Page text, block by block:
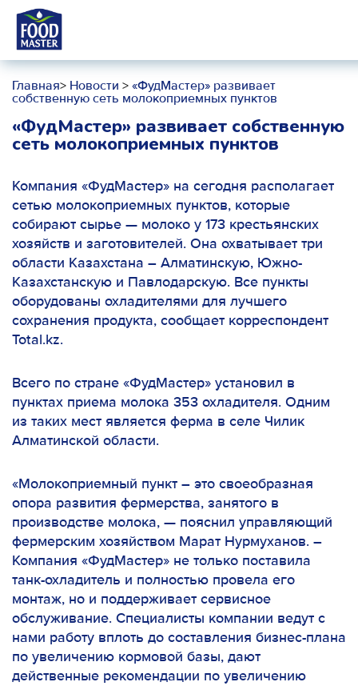
Главная> Новости > «ФудМастер» развивает
собственную сеть молокоприемных пунктов
«ФудМастер» развивает собственную
сеть молокоприемных пунктов
Компания «ФудМастер» на сегодня располагает
сетью молокоприемных пунктов, которые
собирают сырье — молоко у 173 крестьянских
хозяйств и заготовителей. Она охватывает три
области Казахстана – Алматинскую, Южно-
Казахстанскую и Павлодарскую. Все пункты
оборудованы охладителями для лучшего
сохранения продукта, сообщает корреспондент
Total.kz.
Всего по стране «ФудМастер» установил в
пунктах приема молока 353 охладителя. Одним
из таких мест является ферма в селе Чилик
Алматинской области.
«Молокоприемный пункт – это своеобразная
опора развития фермерства, занятого в
производстве молока, — пояснил управляющий
фермерским хозяйством Марат Нурмуханов. –
Компания «ФудМастер» не только поставила
танк-охладитель и полностью провела его
монтаж, но и поддерживает сервисное
обслуживание. Специалисты компании ведут с
нами работу вплоть до составления бизнес-плана
по увеличению кормовой базы, дают
действенные рекомендации по увеличению